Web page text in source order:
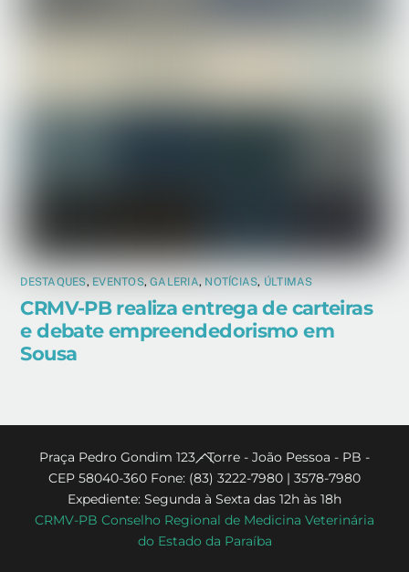
DESTAQUES, EVENTOS,GALERIA, NOTÍCIAS, ÚLTIMAS
CRMV-PB realiza entrega de carteiras
e debate empreendedorismo em
Sousa
Back
To
Top
Praça Pedro Gondim 123 - Torre - João Pessoa - PB -
CEP 58040-360 Fone: (83) 3222-7980 | 3578-7980
Expediente: Segunda à Sexta das 12h às 18h
CRMV-PB Conselho Regional de Medicina Veterinária
do Estado da Paraíba